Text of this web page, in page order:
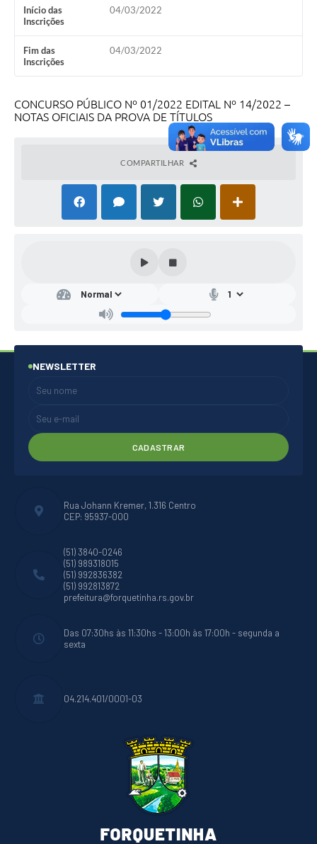
Início das
Inscrições
04/03/2022
Fim das
Inscrições
04/03/2022
CONCURSO PÚBLICO Nº 01/2022 EDITAL Nº 14/2022 –
NOTAS OFICIAIS DA PROVA DE TÍTULOS
COMPARTILHAR
Rua Johann Kremer, 1.316 Centro
CEP: 95937-000
(51) 3840-0246
(51) 989318015
(51) 992836382
(51) 992813872
prefeitura@forquetinha.rs.gov.br
Das 07:30hs às 11:30hs - 13:00h às 17:00h - segunda a
sexta
04.214.401/0001-03
NEWSLETTER
CADASTRAR